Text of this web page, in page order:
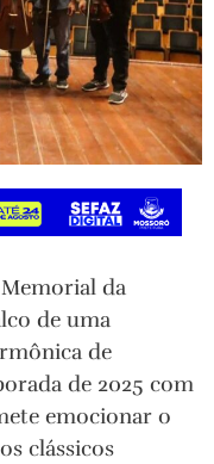
Memorial da
de uma
de
de 2025 com
emocionar o
clássicos